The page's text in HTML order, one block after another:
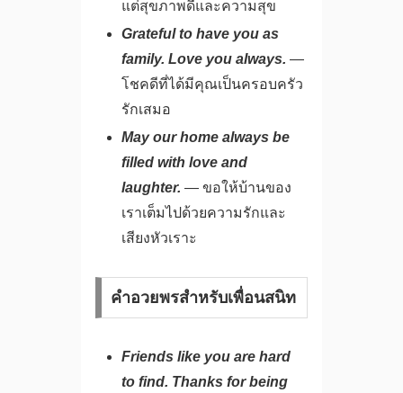
แต่สุขภาพดีและความสุข
Grateful to have you as
family. Love you always. —
โชคดีที่ได้มีคุณเป็นครอบครัว
รักเสมอ
May our home always be
filled with love and
laughter. — ขอให้บ้านของ
เราเต็มไปด้วยความรักและ
เสียงหัวเราะ
คำอวยพรสำหรับเพื่อนสนิท
Friends like you are hard
to find. Thanks for being